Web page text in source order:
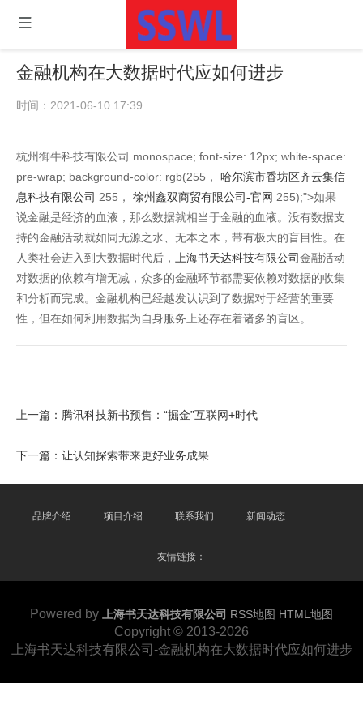
金融机构在大数据时代应如何进步
时间：2021-06-10 17:39
杭州御牛科技有限公司 monospace; font-size: 12px; white-space:
pre-wrap; background-color: rgb(255， 哈尔滨市香坊区齐云集信
息科技有限公司 255， 徐州鑫双商贸有限公司-官网 255);">如果
说金融是经济的血液，那么数据就相当于金融的血液。没有数据支
持的金融活动就如同无源之水、无本之木，带有极大的盲目性。在
人类社会进入到大数据时代后，
上海书天达科技有限公司金融活动
对数据的依赖有增无减，众多的金融环节都需要依赖对数据的收集
和分析而完成。金融机构已经越发认识到了数据对于经营的重要
性，但在如何利用数据为自身服务上还存在着诸多的盲区。
上一篇： 腾讯科技新书预售：“掘金”互联网+时代
下一篇： 让认知探索带来更好业务成果
品牌介绍 项目介绍 联系我们 新闻动态
友情链接：
Powered by 上海书天达科技有限公司 RSS地图 HTML地图
Copyright © 2013-2026
上海书天达科技有限公司-金融机构在大数据时代应如何进步